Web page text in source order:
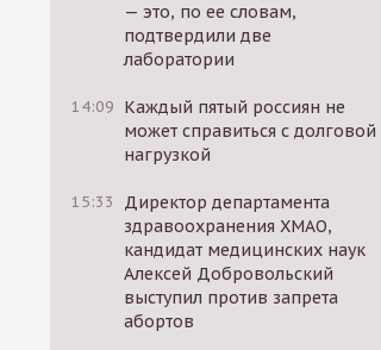
— это, по ее словам,
подтвердили две
лаборатории
14:09 Каждый пятый россиян не
может справиться с долговой
нагрузкой
15:33
Директор департамента
здравоохранения ХМАО,
кандидат медицинских наук
Алексей Добровольский
выступил против запрета
абортов